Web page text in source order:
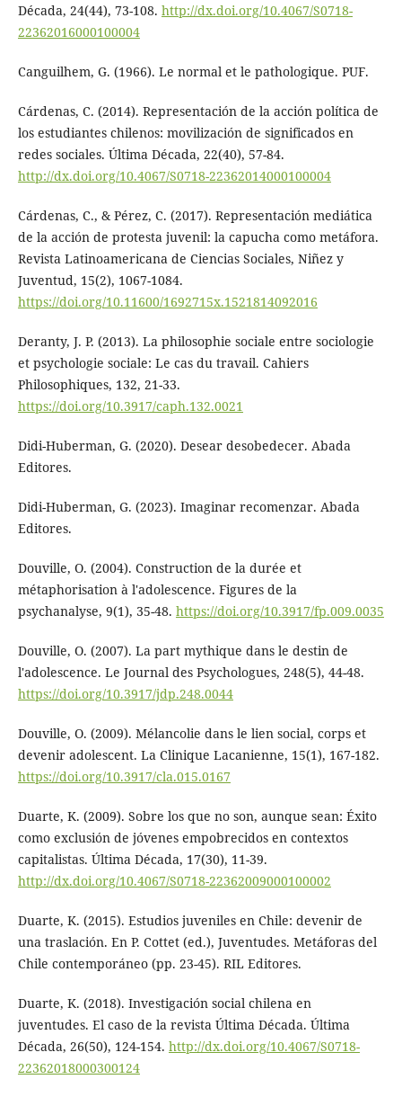
Década, 24(44), 73-108. http://dx.doi.org/10.4067/S0718-
22362016000100004
Canguilhem, G. (1966). Le normal et le pathologique. PUF.
Cárdenas, C. (2014). Representación de la acción política de
los estudiantes chilenos: movilización de significados en
redes sociales. Última Década, 22(40), 57-84.
http://dx.doi.org/10.4067/S0718-22362014000100004
Cárdenas, C., & Pérez, C. (2017). Representación mediática
de la acción de protesta juvenil: la capucha como metáfora.
Revista Latinoamericana de Ciencias Sociales, Niñez y
Juventud, 15(2), 1067-1084.
https://doi.org/10.11600/1692715x.1521814092016
Deranty, J. P. (2013). La philosophie sociale entre sociologie
et psychologie sociale: Le cas du travail. Cahiers
Philosophiques, 132, 21-33.
https://doi.org/10.3917/caph.132.0021
Didi-Huberman, G. (2020). Desear desobedecer. Abada
Editores.
Didi-Huberman, G. (2023). Imaginar recomenzar. Abada
Editores.
Douville, O. (2004). Construction de la durée et
métaphorisation à l'adolescence. Figures de la
psychanalyse, 9(1), 35-48. https://doi.org/10.3917/fp.009.0035
Douville, O. (2007). La part mythique dans le destin de
l'adolescence. Le Journal des Psychologues, 248(5), 44-48.
https://doi.org/10.3917/jdp.248.0044
Douville, O. (2009). Mélancolie dans le lien social, corps et
devenir adolescent. La Clinique Lacanienne, 15(1), 167-182.
https://doi.org/10.3917/cla.015.0167
Duarte, K. (2009). Sobre los que no son, aunque sean: Éxito
como exclusión de jóvenes empobrecidos en contextos
capitalistas. Última Década, 17(30), 11-39.
http://dx.doi.org/10.4067/S0718-22362009000100002
Duarte, K. (2015). Estudios juveniles en Chile: devenir de
una traslación. En P. Cottet (ed.), Juventudes. Metáforas del
Chile contemporáneo (pp. 23-45). RIL Editores.
Duarte, K. (2018). Investigación social chilena en
juventudes. El caso de la revista Última Década. Última
Década, 26(50), 124-154. http://dx.doi.org/10.4067/S0718-
22362018000300124